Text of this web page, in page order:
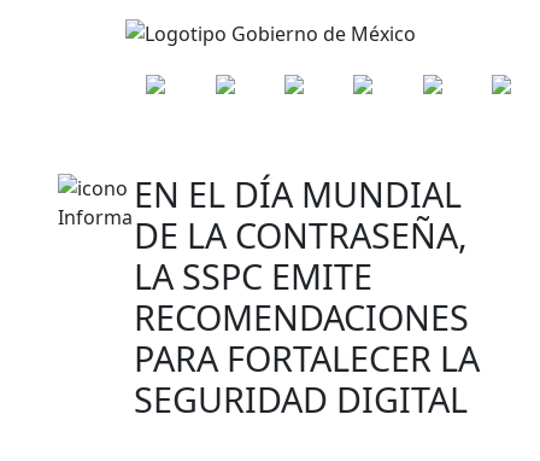
EN EL DÍA MUNDIAL
DE LA CONTRASEÑA,
LA SSPC EMITE
RECOMENDACIONES
PARA FORTALECER LA
SEGURIDAD DIGITAL